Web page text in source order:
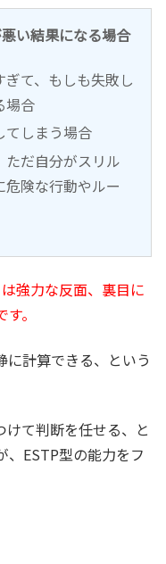
い結果になる場合
て、もしも失敗し
場合
てしまう場合
ただ自分がスリル
険な行動やルー
強力な反面、裏目に
。
に計算できる、という
て判断を任せる、と
、ESTP型の能力をフ